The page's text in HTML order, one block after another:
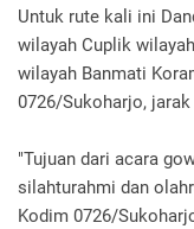
Untuk rute kali ini
wilayah Cuplik
wilayah Banmati
0726/Sukoharjo,
"Tujuan dari acara
silahturahmi dan
Kodim 0726/